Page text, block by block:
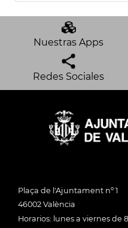
Nuestras Apps
Redes Sociales
Plaça de l'Ajuntament nº 1
46002 València
Horarios: lunes a viernes de